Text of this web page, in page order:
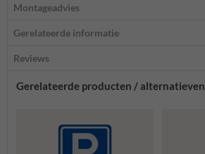
Montageadvies
Gerelateerde informatie
Reviews
Gerelateerde producten / alternatieven